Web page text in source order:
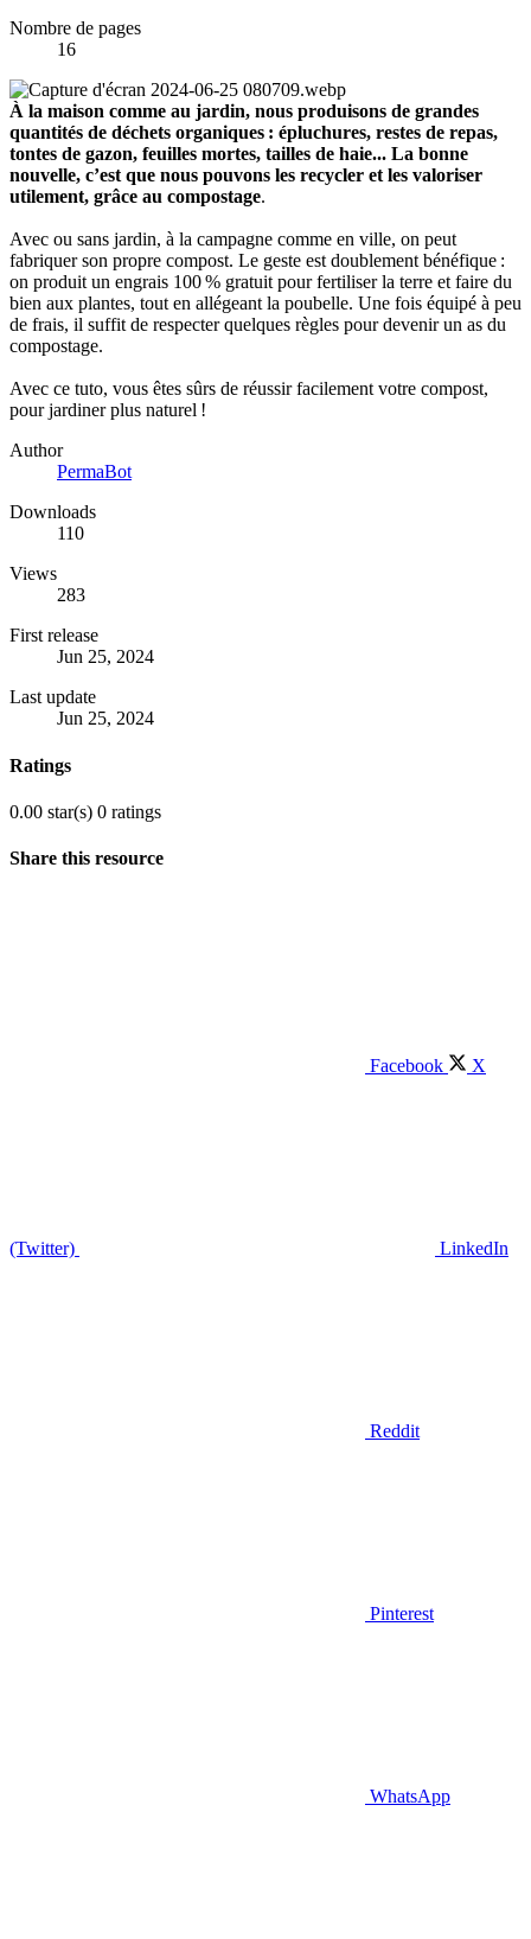
Nombre de pages
16
À la maison comme au jardin, nous produisons de grandes
quantités de déchets organiques : épluchures, restes de repas,
tontes de gazon, feuilles mortes, tailles de haie... La bonne
nouvelle, c’est que nous pouvons les recycler et les valoriser
utilement, grâce au compostage.
Avec ou sans jardin, à la campagne comme en ville, on peut
fabriquer son propre compost. Le geste est doublement bénéfique :
on produit un engrais 100 % gratuit pour fertiliser la terre et faire du
bien aux plantes, tout en allégeant la poubelle. Une fois équipé à peu
de frais, il suffit de respecter quelques règles pour devenir un as du
compostage.
Avec ce tuto, vous êtes sûrs de réussir facilement votre compost,
pour jardiner plus naturel !
Author
PermaBot
Downloads
110
Views
283
First release
Jun 25, 2024
Last update
Jun 25, 2024
Ratings
0.00 star(s) 0 ratings
Share this resource
Facebook X
(Twitter) LinkedIn
Reddit
Pinterest
WhatsApp